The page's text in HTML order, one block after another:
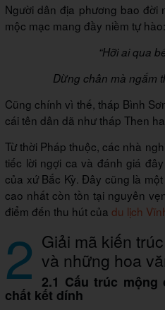
Người dân địa phương bao đời
mộc mạc mang đầy niềm tự hào:
“Hỡi ai qua
Dừng chân mà ngắm
Cũng chính vì thế, tháp Bình
cái tên dân dã như tháp Then
Từ thời Pháp thuộc, các nhà
tiếc lời ngợi ca và đánh giá
của xứ Bắc Kỳ. Đây cũng là
cao nhất còn tồn tại nguyên
điểm đến thu hút của du lịch
2 Giải mã kiến
và những hoa
2.1 Cấu trúc
chất kết dính